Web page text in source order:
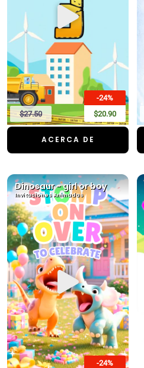
-24%
$20.90
$27.50
ACERCA DE
Dinosaur - girl or boy
Invitaciones Animadas
-24%